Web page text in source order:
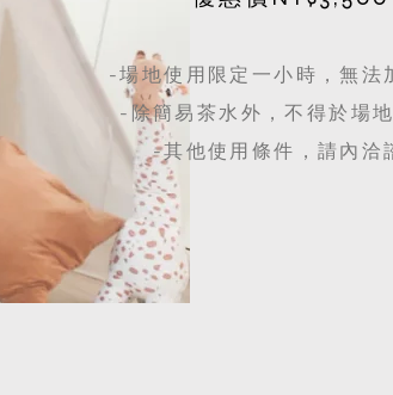
-場地使用限定一小時，無法
-除簡易茶水外，不得於場
​-其他使用條件，請內洽